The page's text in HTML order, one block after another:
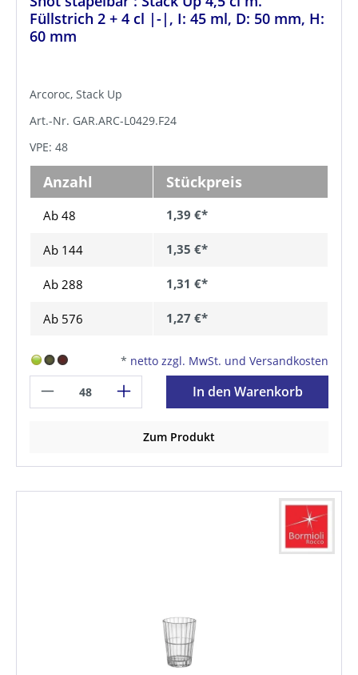
Füllstrich 2 + 4 cl |-|, I: 45 ml, D: 50 mm, H:
60 mm
Arcoroc, Stack Up
Art.-Nr. GAR.ARC-L0429.F24
VPE: 48
Anzahl Stückpreis
Ab 48 1,39 €*
Ab 144 1,35 €*
Ab 288 1,31 €*
Ab 576 1,27 €*
* netto zzgl. MwSt. und Versandkosten
In den Warenkorb
Zum Produkt